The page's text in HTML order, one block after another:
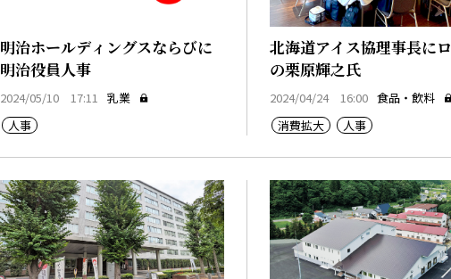
明治ホールディングスならびに
明治役員人事
2024/05/10 17:11 乳業
人事
北海道アイス協理事長に
の栗原輝之氏
2024/04/24 16:00 食品・飲料
消費拡大
人事